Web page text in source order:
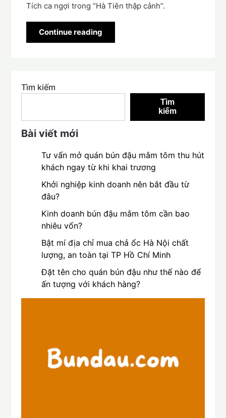
Tích ca ngợi trong “Hà Tiên thập cảnh”.
Continue reading
Tìm kiếm
Tìm
kiếm
Bài viết mới
Tư vấn mở quán bún đậu mắm tôm thu hút
khách ngay từ khi khai trương
Khởi nghiệp kinh doanh nên bắt đầu từ
đâu?
Kinh doanh bún đậu mắm tôm cần bao
nhiêu vốn?
Bật mí địa chỉ mua chả ốc Hà Nội chất
lượng, an toàn tại TP Hồ Chí Minh
Đặt tên cho quán bún đậu như thế nào để
ấn tượng với khách hàng?